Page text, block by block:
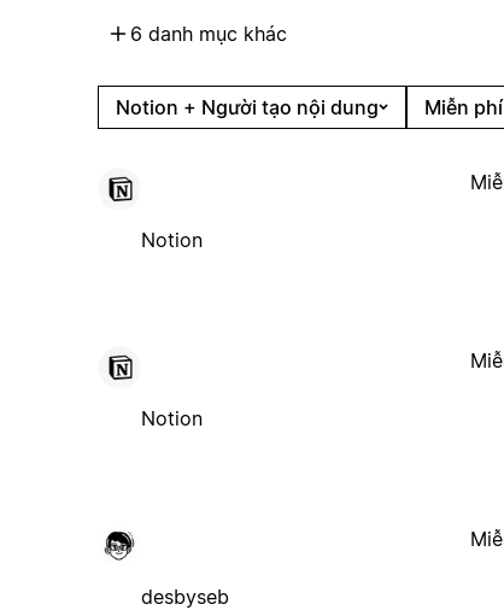
6 danh mục khác
Notion + Người tạo nội dung Miễn
Notion
Notion
desbyseb